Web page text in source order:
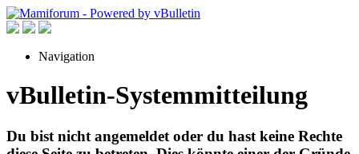
Navigation
vBulletin-Systemmitteilung
Du bist nicht angemeldet oder du hast keine Rechte